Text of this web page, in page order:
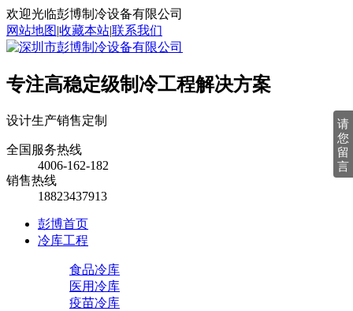
欢迎光临彭博制冷设备有限公司
网站地图|收藏本站|联系我们
专注高稳定级制冷工程解决方案
设计生产销售定制
全国服务热线
4006-162-182
销售热线
18823437913
彭博首页
冷库工程
食品冷库
医用冷库
疫苗冷库
请
您
留
言